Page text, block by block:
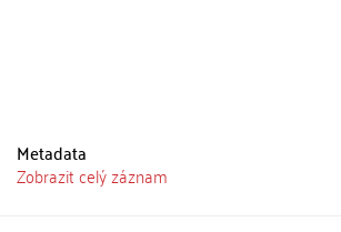
Metadata
Zobrazit celý záznam